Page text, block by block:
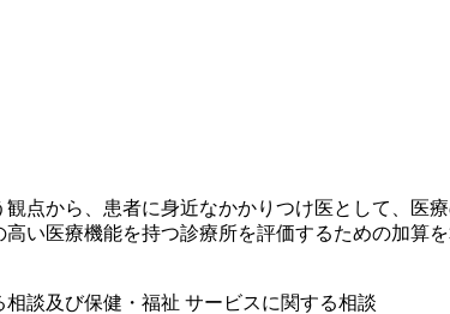
点から、患者に身近なかかりつけ医として、医
い医療機能を持つ診療所を評価するための加算を
談及び保健・福祉 サービスに関する相談